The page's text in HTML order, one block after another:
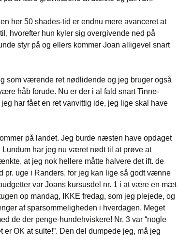
her 50 shades-tid er endnu mere avanceret at
hvorefter hun kyler sig overgivende ned på
styr på og ellers kommer Joan alligevel snart
som værende ret nødlidende og jeg bruger også
håb forude. Nu er der i al fald snart Tinne-
har fået en ret vanvittig ide, jeg lige skal have
på landet. Jeg burde næsten have opdaget
har jeg nu været nødt til at prøve at
at jeg nok hellere måtte halvere det ift. de
pr. uge i Randers, for jeg kan lige så godt vænne
var Joans kursusdel nr. 1 i at være en mæt
op mandag, IKKE fredag, som jeg plejede, og
af sparsommeligheden i hverdagen. Meget
de der penge-hundehviskere! Nr. 3 var “nogle
OK at sulte!”. Den del dumpede jeg, må jeg